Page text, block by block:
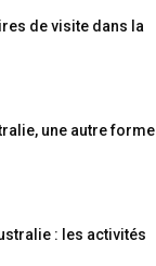
de visite dans la
une autre forme
: les activités